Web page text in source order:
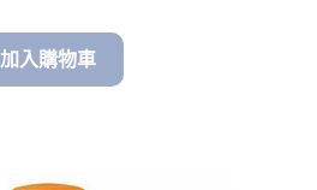
加入購物車